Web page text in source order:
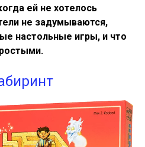
ей не хотелось
не задумываются,
настольные игры, и что